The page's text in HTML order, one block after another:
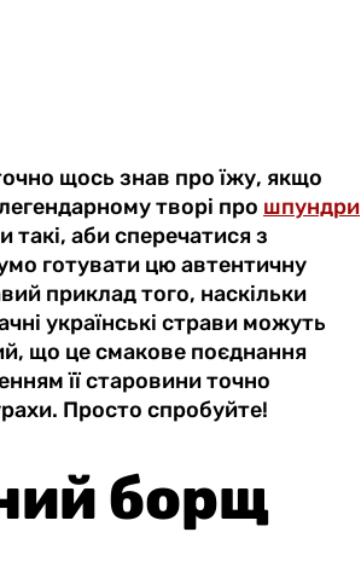
щось знав про їжу, якщо
творі про шпундри
такі, аби сперечатися з
готувати цю автентичну
приклад того, наскільки
українські страви можуть
що це смакове поєднання
її старовини точно
Просто спробуйте!
борщ